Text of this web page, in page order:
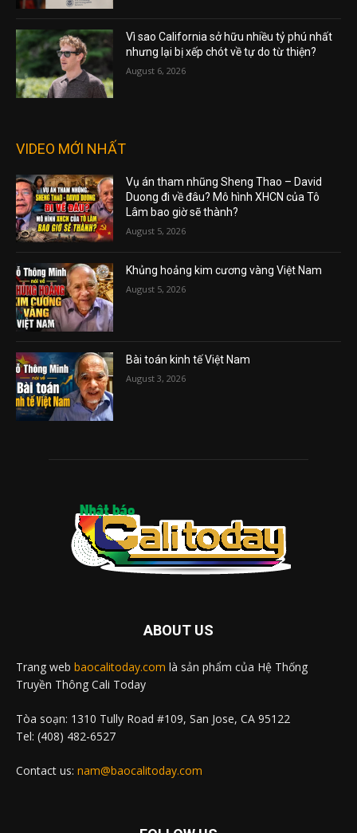
Vì sao California sở hữu nhiều tỷ phú nhất
nhưng lại bị xếp chót về tự do từ thiện?
August 6, 2026
VIDEO MỚI NHẤT
Vụ án tham nhũng Sheng Thao – David
Duong đi về đâu? Mô hình XHCN của Tô
Lâm bao giờ sẽ thành?
August 5, 2026
Khủng hoảng kim cương vàng Việt Nam
August 5, 2026
Bài toán kinh tế Việt Nam
August 3, 2026
ABOUT US
Trang web baocalitoday.com là sản phẩm của Hệ Thống
Truyền Thông Cali Today
Tòa soạn: 1310 Tully Road #109, San Jose, CA 95122
Tel: (408) 482-6527
Contact us: nam@baocalitoday.com